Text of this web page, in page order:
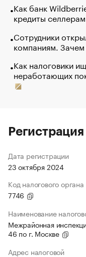
Как банк
кредиты
Сотрудники
компаниям.
Как налоговики
неработающих
Дата регистрации
23 октября 2024
Код налогового органа
7746
Наименование
Межрайонная
46 по г. Москве
Адрес налоговой